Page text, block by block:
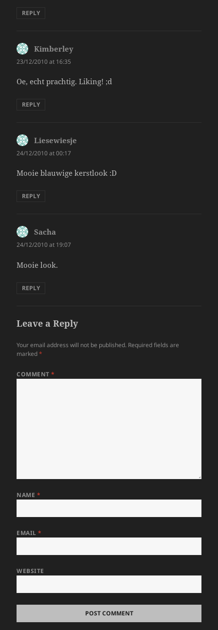
REPLY
Kimberley
23/12/2010 at 16:35
Oe, echt prachtig. Liking! ;d
REPLY
Liesewiesje
24/12/2010 at 00:17
Mooie blauwige kerstlook :D
REPLY
Sacha
24/12/2010 at 19:07
Mooie look.
REPLY
Leave a Reply
Your email address will not be published. Required fields are
marked*
COMMENT*
NAME *
EMAIL*
WEBSITE